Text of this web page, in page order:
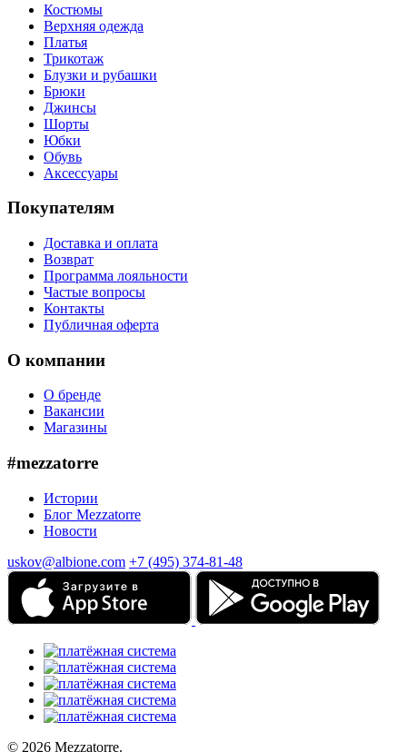
Костюмы
Верхняя одежда
Платья
Трикотаж
Блузки и рубашки
Брюки
Джинсы
Шорты
Юбки
Обувь
Аксессуары
Покупателям
Доставка и оплата
Возврат
Программа лояльности
Частые вопросы
Контакты
Публичная оферта
О компании
О бренде
Вакансии
Магазины
#mezzatorre
Истории
Блог Mezzatorre
Новости
uskov@albione.com +7 (495) 374-81-48
© 2026 Mezzatorre.